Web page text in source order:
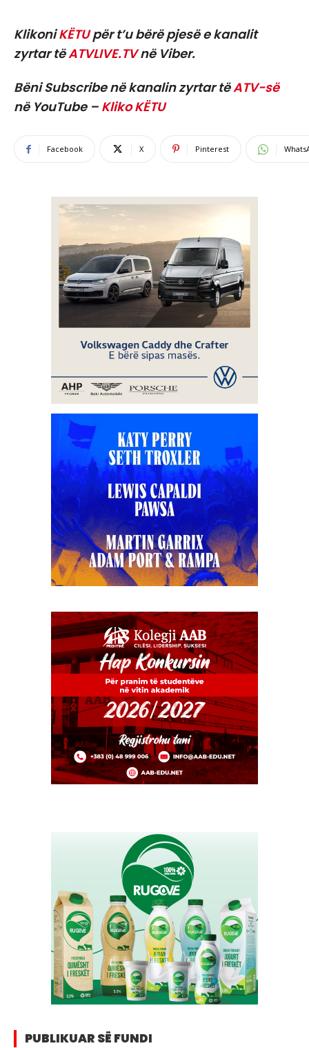
KlikoniKËTUpër t’u bërë pjesë e kanalit
zyrtar tëATVLIVE.TVnë Viber.
Bëni Subscribe në kanalin zyrtar tëATV-së
në YouTube – Kliko KËTU
Facebook X Pinterest
PUBLIKUAR SË FUNDI